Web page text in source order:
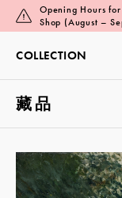
Opening Hours
Shop (August –
COLLECTION
藏品